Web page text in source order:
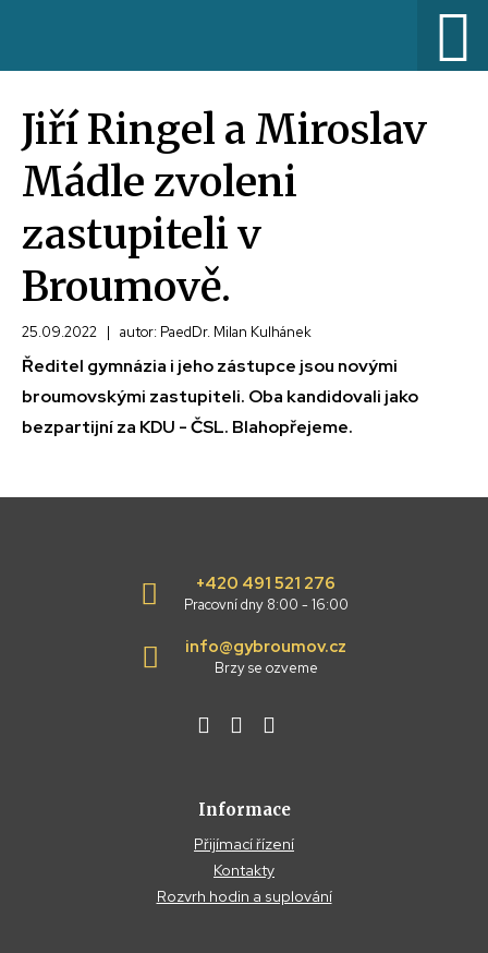
Jiří Ringel a Miroslav
Mádle zvoleni
zastupiteli v
Broumově.
25.09.2022 | autor: PaedDr. Milan Kulhánek
Ředitel gymnázia i jeho zástupce jsou novými
broumovskými zastupiteli. Oba kandidovali jako
bezpartijní za KDU - ČSL. Blahopřejeme.
+420 491 521 276
Pracovní dny 8:00 - 16:00
info@gybroumov.cz
Brzy se ozveme
Informace
Přijímací řízení
Kontakty
Rozvrh hodin a suplování